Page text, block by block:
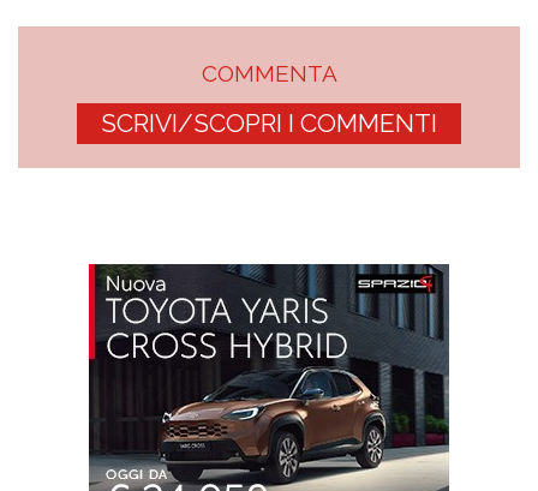
COMMENTA
SCRIVI/SCOPRI I COMMENTI